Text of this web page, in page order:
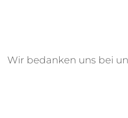
Wir bedanken uns bei